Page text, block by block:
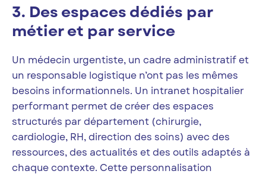
3. Des espaces dédiés par
métier et par service
Un médecin urgentiste, un cadre administratif et
un responsable logistique n’ont pas les mêmes
besoins informationnels. Un intranet hospitalier
performant permet de créer des espaces
structurés par département (chirurgie,
cardiologie, RH, direction des soins) avec des
ressources, des actualités et des outils adaptés à
chaque contexte. Cette personnalisation